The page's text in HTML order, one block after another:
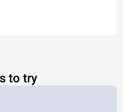
to try